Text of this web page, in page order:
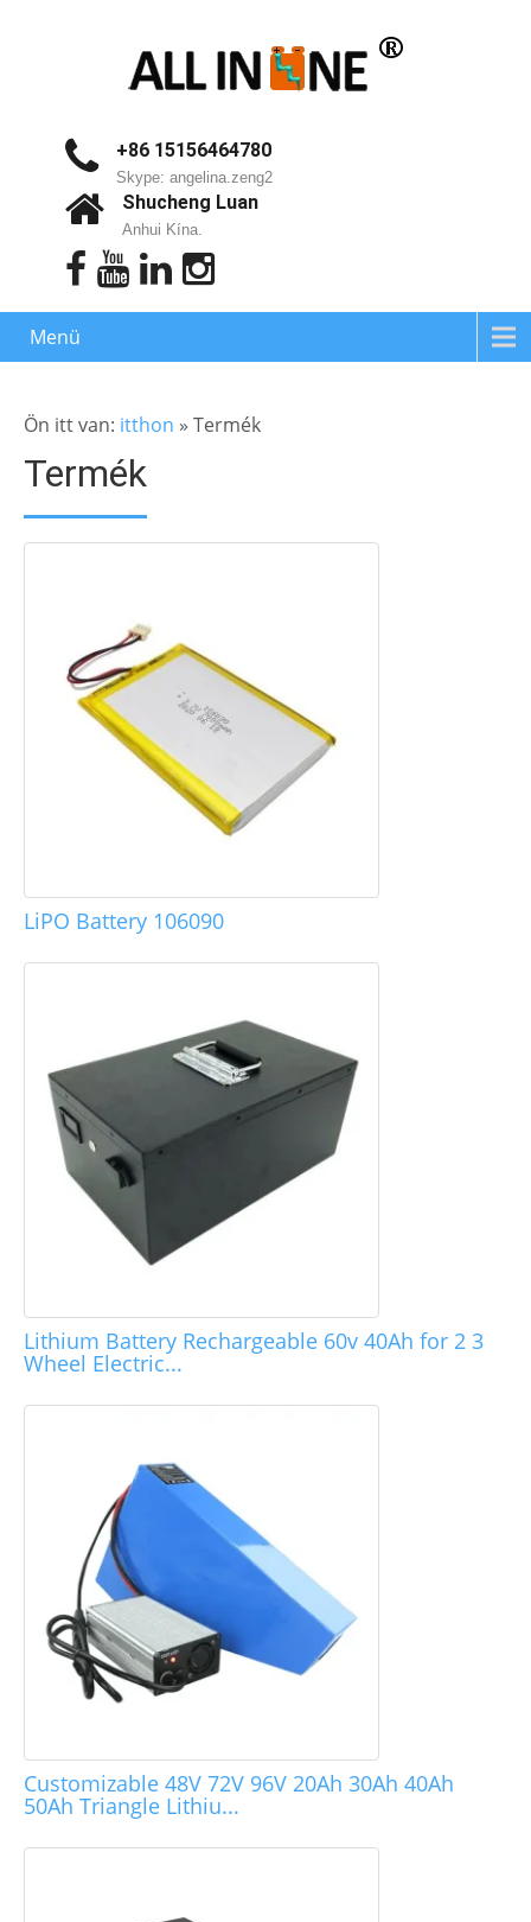
+86 15156464780
Skype: angelina.zeng2
Shucheng Luan
Anhui Kína.
Menü
Ön itt van: itthon » Termék
Termék
LiPO Battery 106090
Lithium Battery Rechargeable 60v 40Ah for 2 3
Wheel Electric...
Customizable 48V 72V 96V 20Ah 30Ah 40Ah
50Ah Triangle Lithiu...